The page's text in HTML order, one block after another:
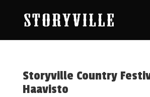
Storyville Country
Haavisto